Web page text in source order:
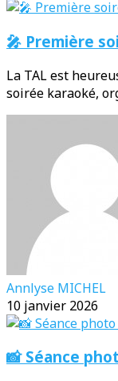
🎤 Première
La TAL est
soirée karaoké,
Annlyse MICHEL
10 janvier 2026
📸 Séance